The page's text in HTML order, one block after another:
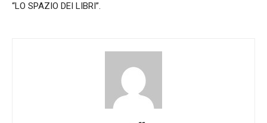
“LO SPAZIO DEI LIBRI”.